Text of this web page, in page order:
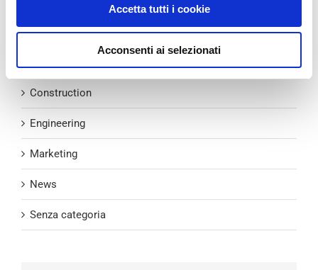
Accetta tutti i cookie
Acconsenti ai selezionati
Architecture
Construction
Engineering
Marketing
News
Senza categoria